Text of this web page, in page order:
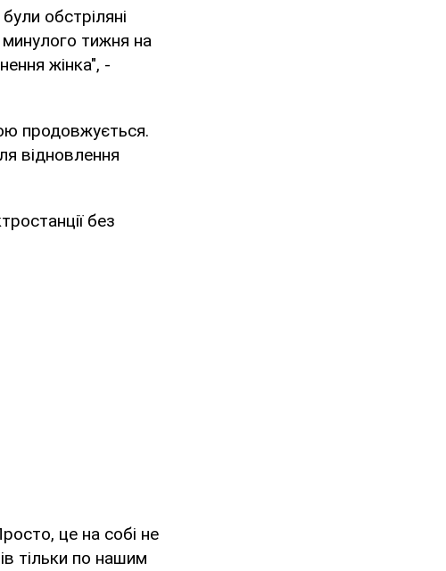
обстріляні
минулого тижня на
жінка", -
продовжується.
відновлення
без
це на собі не
тільки по нашим